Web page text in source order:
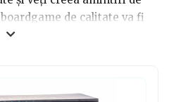
de calitate va fi
îl faci cadou unui alt cuplu.